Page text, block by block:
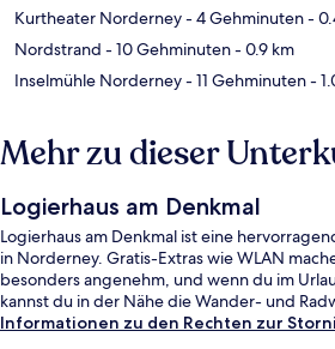
Kurtheater Norderney- 4 Gehminuten-
Nordstrand - 10 Gehminuten- 0.9 km
Inselmühle Norderney- 11 Gehminuten-
Mehr zu dieser
Logierhaus am Denkmal
Logierhaus am Denkmal ist eine
in Norderney. Gratis-Extras wie WLAN
besonders angenehm, und wenn du im
kannst du in der Nähe die Wander- und
Informationen zu den Rechten zur